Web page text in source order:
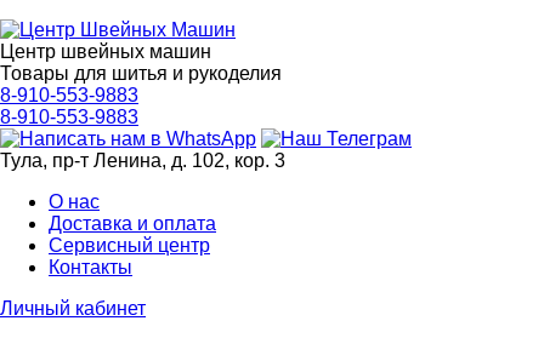
Центр швейных машин
Товары для шитья и рукоделия
8-910-553-9883
8-910-553-9883
Тула, пр-т Ленина, д. 102, кор. 3
О нас
Доставка и оплата
Сервисный центр
Контакты
Личный кабинет